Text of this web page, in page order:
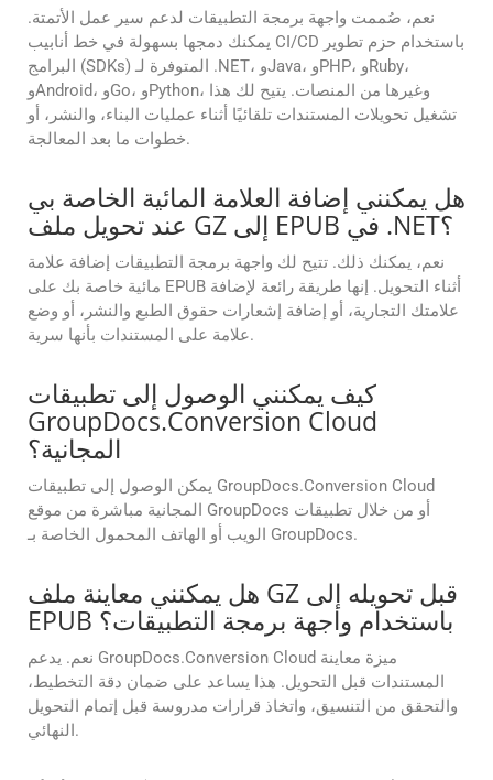
نعم، صُممت واجهة برمجة التطبيقات لدعم سير عمل الأتمتة.
يمكنك دمجها بسهولة في خط أنابيب CI/CD باستخدام حزم تطوير
البرامج (SDKs) المتوفرة لـ .NET، وJava، وPHP، وRuby،
وAndroid، وGo، وPython، وغيرها من المنصات. يتيح لك هذا
تشغيل تحويلات المستندات تلقائيًا أثناء عمليات البناء، والنشر، أو
خطوات ما بعد المعالجة.
هل يمكنني إضافة العلامة المائية الخاصة بي
عند تحويل ملف GZ إلى EPUB في .NET؟
نعم، يمكنك ذلك. تتيح لك واجهة برمجة التطبيقات إضافة علامة
مائية خاصة بك على EPUB أثناء التحويل. إنها طريقة رائعة لإضافة
علامتك التجارية، أو إضافة إشعارات حقوق الطبع والنشر، أو وضع
علامة على المستندات بأنها سرية.
كيف يمكنني الوصول إلى تطبيقات
GroupDocs.Conversion Cloud
المجانية؟
يمكن الوصول إلى تطبيقات GroupDocs.Conversion Cloud
المجانية مباشرة من موقع GroupDocs أو من خلال تطبيقات
الويب أو الهاتف المحمول الخاصة بـ GroupDocs.
هل يمكنني معاينة ملف GZ قبل تحويله إلى
EPUB باستخدام واجهة برمجة التطبيقات؟
نعم. يدعم GroupDocs.Conversion Cloud ميزة معاينة
المستندات قبل التحويل. هذا يساعد على ضمان دقة التخطيط،
والتحقق من التنسيق، واتخاذ قرارات مدروسة قبل إتمام التحويل
النهائي.